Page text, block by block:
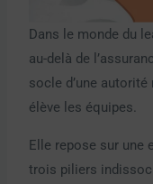
Dans le monde du
au-delà de
socle d’une
élève les équipes.
Elle repose sur une
trois piliers